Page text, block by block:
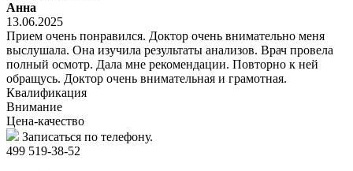
Анна
13.06.2025
Прием очень понравился. Доктор очень внимательно меня
выслушала. Она изучила результаты анализов. Врач провела
полный осмотр. Дала мне рекомендации. Повторно к ней
обращусь. Доктор очень внимательная и грамотная.
Квалификация
Внимание
Цена-качество
Записаться по телефону.
499 519-38-52